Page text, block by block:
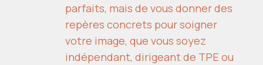
parfaits, mais de vous donner des
repères concrets pour soigner
votre image, que vous soyez
indépendant, dirigeant de TPE ou